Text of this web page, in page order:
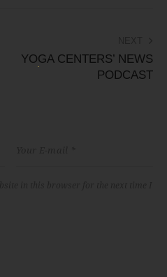
YOGA CENTERS’ NEWS
PODCAST